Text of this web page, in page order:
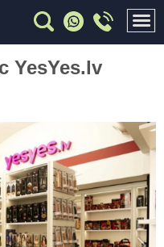
YesYes.lv